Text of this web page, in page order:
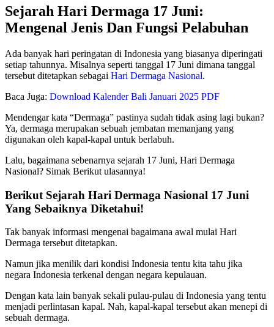
Sejarah Hari Dermaga 17 Juni:
Mengenal Jenis Dan Fungsi Pelabuhan
Ada banyak hari peringatan di Indonesia yang biasanya diperingati
setiap tahunnya. Misalnya seperti tanggal 17 Juni dimana tanggal
tersebut ditetapkan sebagai Hari Dermaga Nasional.
Baca Juga: Download Kalender Bali Januari 2025 PDF
Mendengar kata “Dermaga” pastinya sudah tidak asing lagi bukan?
Ya, dermaga merupakan sebuah jembatan memanjang yang
digunakan oleh kapal-kapal untuk berlabuh.
Lalu, bagaimana sebenarnya sejarah 17 Juni, Hari Dermaga
Nasional? Simak Berikut ulasannya!
Berikut Sejarah Hari Dermaga Nasional 17 Juni
Yang Sebaiknya Diketahui!
Tak banyak informasi mengenai bagaimana awal mulai Hari
Dermaga tersebut ditetapkan.
Namun jika menilik dari kondisi Indonesia tentu kita tahu jika
negara Indonesia terkenal dengan negara kepulauan.
Dengan kata lain banyak sekali pulau-pulau di Indonesia yang tentu
menjadi perlintasan kapal. Nah, kapal-kapal tersebut akan menepi di
sebuah dermaga.